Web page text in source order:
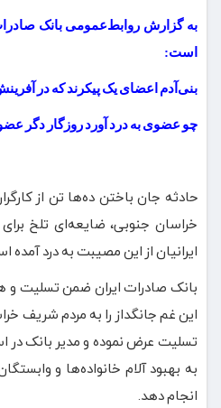
به گزارش روابط‌عمومی بانک
است:
بنی‌آدم اعضای یک پیکرند که در
چو عضوی به درد آورد روزگار دگر
حادثه جان باختن ده‌ها تن از
خراسان جنوبی، ضایعه‌ای تلخ
ایرانیان از این مصیبت به درد آمده
بانک صادرات ایران ضمن تسلیت و
این غم جانگداز را به مردم شریف
تسلیت عرض نموده و مدیر بانک در
به بهبود آلام خانواده‌ها و
انجام دهد.